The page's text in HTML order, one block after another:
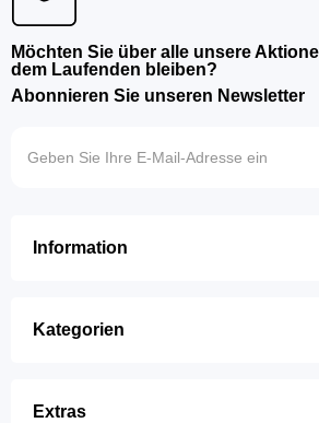
Möchten Sie über alle unsere
dem Laufenden bleiben?
Abonnieren Sie unseren Newsletter
Information
Kategorien
Extras